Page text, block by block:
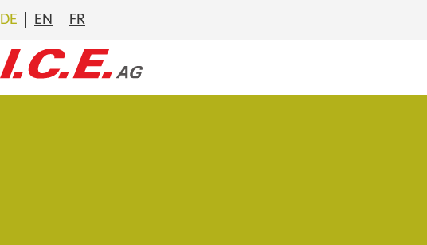
Zum
springen
DE EN FR